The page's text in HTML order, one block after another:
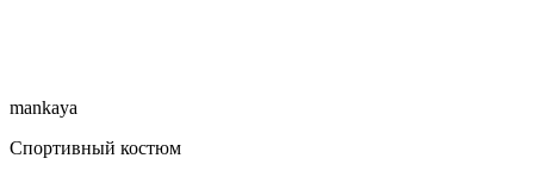
mankaya
Спортивный костюм